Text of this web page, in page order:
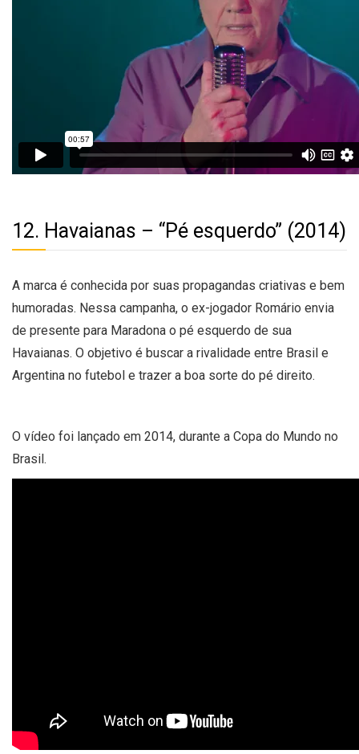
12. Havaianas – “Pé esquerdo” (2014)
A marca é conhecida por suas propagandas criativas e bem
humoradas. Nessa campanha, o ex-jogador Romário envia
de presente para Maradona o pé esquerdo de sua
Havaianas. O objetivo é buscar a rivalidade entre Brasil e
Argentina no futebol e trazer a boa sorte do pé direito.
O vídeo foi lançado em 2014, durante a Copa do Mundo no
Brasil.